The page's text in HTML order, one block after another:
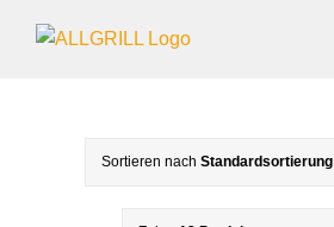
Inhalt
Sortieren nach Standardsortierung